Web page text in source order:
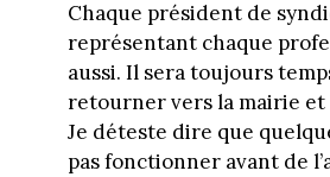
Chaque président de
représentant chaque
aussi. Il sera toujours
retourner vers la mairie et
Je déteste dire que
pas fonctionner avant de